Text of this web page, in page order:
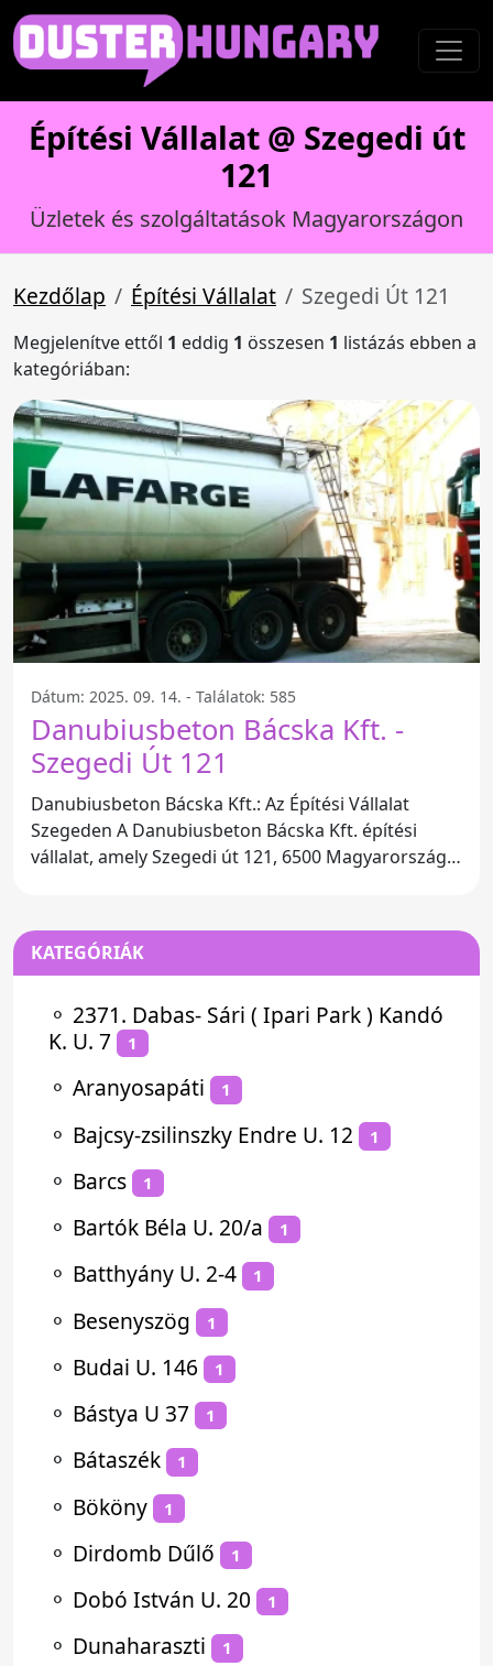
Építési Vállalat @ Szegedi út
121
Üzletek és szolgáltatások Magyarországon
Kezdőlap Építési Vállalat Szegedi Út 121
Megjelenítve ettől 1 eddig 1 összesen 1 listázás ebben a
kategóriában:
Dátum: 2025. 09. 14. - Találatok: 585
Danubiusbeton Bácska Kft. -
Szegedi Út 121
Danubiusbeton Bácska Kft.: Az Építési Vállalat
Szegeden A Danubiusbeton Bácska Kft. építési
vállalat, amely Szegedi út 121, 6500 Magyarország
KATEGÓRIÁK
⚬ 2371. Dabas- Sári ( Ipari Park ) Kandó
K. U. 7
1
⚬ Aranyosapáti 1
⚬ Bajcsy-zsilinszky Endre U. 12 1
⚬ Barcs 1
⚬ Bartók Béla U. 20/a 1
⚬ Batthyány U. 2-4 1
⚬ Besenyszög 1
⚬ Budai U. 146 1
⚬ Bástya U 37 1
⚬ Bátaszék 1
⚬ Bököny 1
⚬ Dirdomb Dűlő 1
⚬ Dobó István U. 20 1
⚬ Dunaharaszti 1